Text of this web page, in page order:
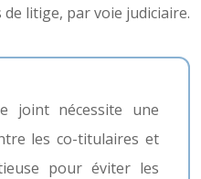
de litige, par voie judiciaire.
joint nécessite une
les co-titulaires et
pour éviter les